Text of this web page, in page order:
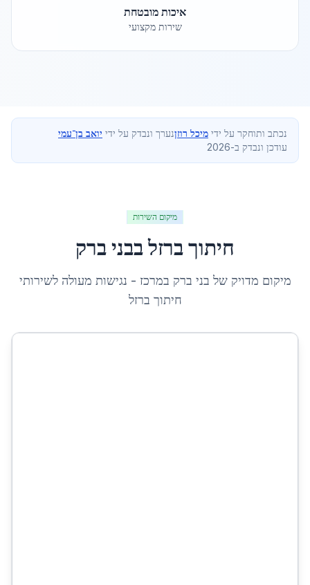
איכות מובטחת
שירות מקצועי
נכתב ותוחקר על ידי מיכל רוזןנערך ונבדק על ידי יואב בן־עמי
עודכן ונבדק ב-2026
מיקום השירות
חיתוך ברזלבבני ברק
מיקום מדויק של בני ברק במרכז - נגישות מעולה לשירותי
חיתוך ברזל